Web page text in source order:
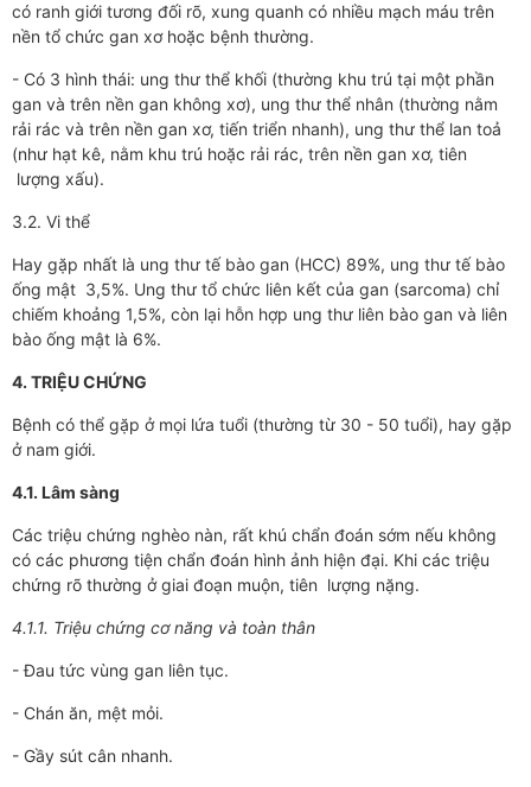
có ranh giới tương đối rõ, xung quanh có nhiều mạch máu trên
nền tổ chức gan xơ hoặc bệnh thường.
- Có 3 hình thái: ung thư thể khối (thường khu trú tại một phần
gan và trên nền gan không xơ), ung thư thể nhân (thường nằm
rải rác và trên nền gan xơ, tiến triển nhanh), ung thư thể lan toả
(như hạt kê, nằm khu trú hoặc rải rác, trên nền gan xơ, tiên
lượng xấu).
3.2. Vi thể
Hay gặp nhất là ung thư tế bào gan (HCC) 89%, ung thư tế bào
ống mật 3,5%. Ung thư tổ chức liên kết của gan (sarcoma) chỉ
chiếm khoảng 1,5%, còn lại hỗn hợp ung thư liên bào gan và liên
bào ống mật là 6%.
4. TRIỆU CHỨNG
Bệnh có thể gặp ở mọi lứa tuổi (thường từ 30 - 50 tuổi), hay gặp
ở nam giới.
4.1. Lâm sàng
Các triệu chứng nghèo nàn, rất khú chẩn đoán sớm nếu không
có các phương tiện chẩn đoán hình ảnh hiện đại. Khi các triệu
chứng rõ thường ở giai đoạn muộn, tiên lượng nặng.
4.1.1. Triệu chứng cơ năng và toàn thân
- Đau tức vùng gan liên tục.
- Chán ăn, mệt mỏi.
- Gầy sút cân nhanh.